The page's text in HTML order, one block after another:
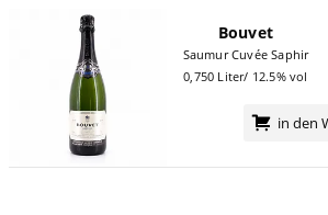
Bouvet
Saumur Cuvée Saphir
0,750 Liter/ 12.5% vol
in den